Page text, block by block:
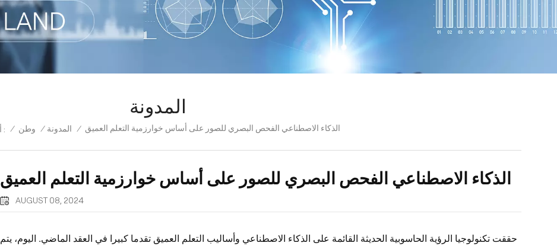
المدونة
أنت في : / وطن / المدونة / الذكاء الاصطناعي الفحص البصري للصور على أساس خوارزمية التعلم العميق
الذكاء الاصطناعي الفحص البصري للصور على أساس خوارزمية التعلم العميق
AUGUST 08, 2024
حققت تكنولوجيا الرؤية الحاسوبية الحديثة القائمة على الذكاء الاصطناعي وأساليب التعلم العميق تقدما كبيرا في العقد الماضي. اليوم، يتم